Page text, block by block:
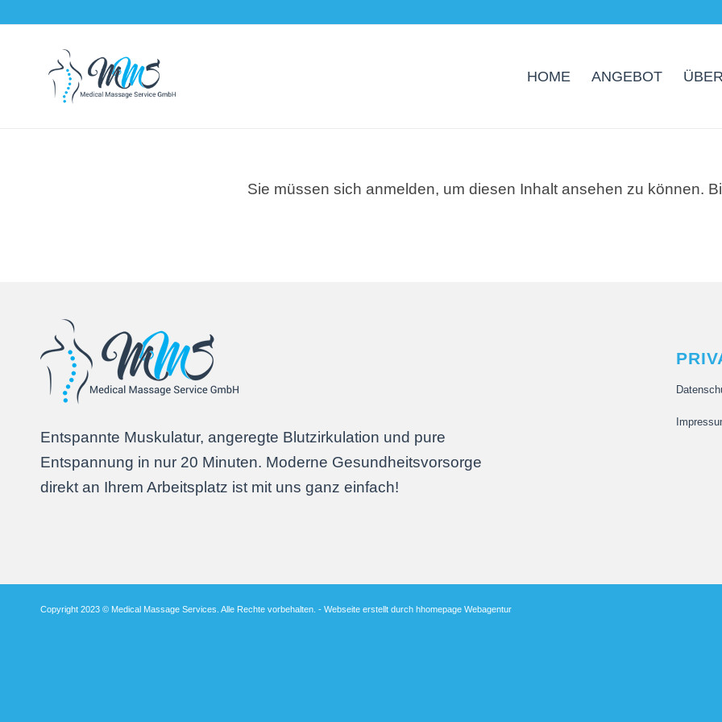
HOME ANGEBOT
Sie müssen sich anmelden, um diesen Inhalt ansehen zu können.
Entspannte Muskulatur, angeregte Blutzirkulation und pure
Entspannung in nur 20 Minuten. Moderne Gesundheitsvorsorge
direkt an Ihrem Arbeitsplatz ist mit uns ganz einfach!
Copyright 2023 © Medical Massage Services. Alle Rechte vorbehalten. - Webseite erstellt durch hhomepage Webagentur